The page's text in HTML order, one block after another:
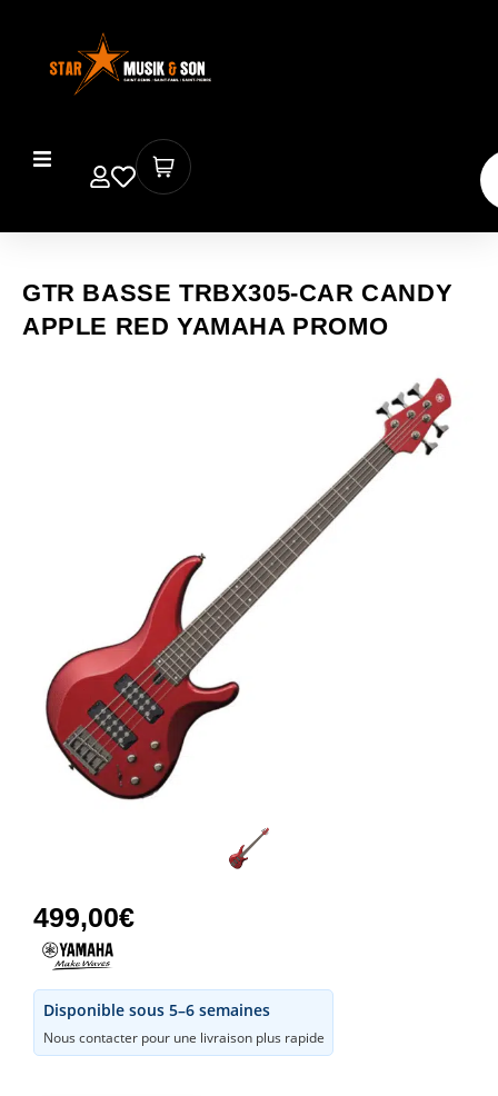
GTR BASSE TRBX305-CAR CANDY
APPLE RED YAMAHA PROMO
499,00€
Disponible sous 5–6 semaines
Nous contacter pour une livraison plus rapide